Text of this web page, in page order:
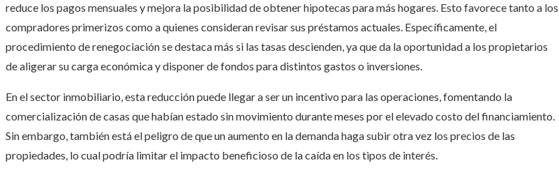
reduce los pagos mensuales y mejora la posibilidad de obtener hipotecas para más hogares. Esto favorece tanto a los
compradores primerizos como a quienes consideran revisar sus préstamos actuales. Específicamente, el
procedimiento de renegociación se destaca más si las tasas descienden, ya que da la oportunidad a los propietarios
de aligerar su carga económica y disponer de fondos para distintos gastos o inversiones.
En el sector inmobiliario, esta reducción puede llegar a ser un incentivo para las operaciones, fomentando la
comercialización de casas que habían estado sin movimiento durante meses por el elevado costo del financiamiento.
Sin embargo, también está el peligro de que un aumento en la demanda haga subir otra vez los precios de las
propiedades, lo cual podría limitar el impacto beneficioso de la caída en los tipos de interés.